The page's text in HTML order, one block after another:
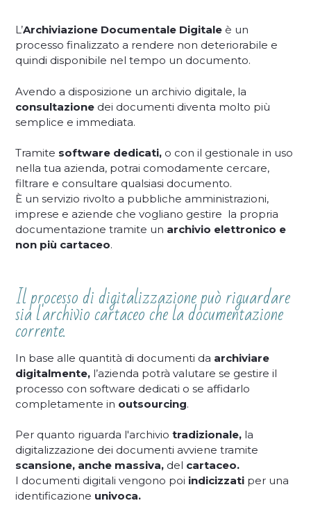
L’Archiviazione Documentale Digitale è un
processo finalizzato a rendere non deteriorabile e
quindi disponibile nel tempo un documento.
Avendo a disposizione un archivio digitale, la
consultazione dei documenti diventa molto più
semplice e immediata.
Tramite software dedicati, o con il gestionale in uso
nella tua azienda, potrai comodamente cercare,
filtrare e consultare qualsiasi documento.
È un servizio rivolto a pubbliche amministrazioni,
imprese e aziende che vogliano gestire la propria
documentazione tramite un archivio elettronico e
non più cartaceo.
Il processo di digitalizzazione può riguardare
sia l'archivio cartaceo che la documentazione
corrente.
In base alle quantità di documenti da archiviare
digitalmente, l’azienda potrà valutare se gestire il
processo con software dedicati o se affidarlo
completamente in outsourcing.
Per quanto riguarda l'archivio tradizionale, la
digitalizzazione dei documenti avviene tramite
scansione, anche massiva, del cartaceo.
I documenti digitali vengono poi indicizzati per una
identificazione univoca.